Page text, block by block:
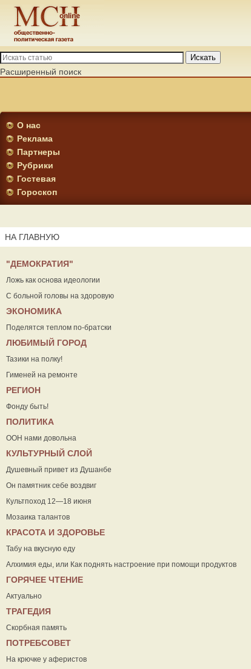
Искать
Расширенный поиск
О нас
Реклама
Партнеры
Рубрики
Гостевая
Гороскоп
НА ГЛАВНУЮ
"ДЕМОКРАТИЯ"
Ложь как основа идеологии
С больной головы на здоровую
ЭКОНОМИКА
Поделятся теплом по-братски
ЛЮБИМЫЙ ГОРОД
Тазики на полку!
Гименей на ремонте
РЕГИОН
Фонду быть!
ПОЛИТИКА
ООН нами довольна
КУЛЬТУРНЫЙ СЛОЙ
Душевный привет из Душанбе
Он памятник себе воздвиг
Культпоход 12—18 июня
Мозаика талантов
КРАСОТА И ЗДОРОВЬЕ
Табу на вкусную еду
Алхимия еды, или Как поднять настроение при помощи продуктов
ГОРЯЧЕЕ ЧТЕНИЕ
Актуально
ТРАГЕДИЯ
Скорбная память
ПОТРЕБСОВЕТ
На крючке у аферистов